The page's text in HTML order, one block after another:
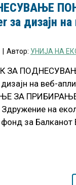
за дизајн
Автор: УНИЈА НА
ЗА
на веб-
ЗА
на
за